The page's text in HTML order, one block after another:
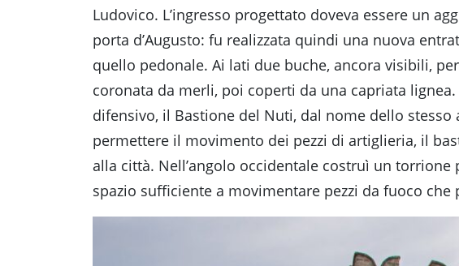
Ludovico. L’ingresso progettato doveva essere un
porta d’Augusto: fu realizzata quindi una nuova
quello pedonale. Ai lati due buche, ancora visibili,
coronata da merli, poi coperti da una capriata
difensivo, il Bastione del Nuti, dal nome dello
permettere il movimento dei pezzi di artiglieria, il
alla città. Nell’angolo occidentale costruì un
spazio sufficiente a movimentare pezzi da fuoco